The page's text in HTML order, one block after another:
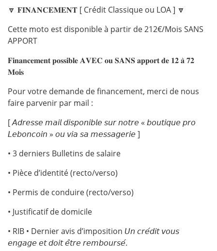
🔽 𝐅𝐈𝐍𝐀𝐍𝐂𝐄𝐌𝐄𝐍𝐓 [ Crédit Classique ou LOA ] 🔽
Cette moto est disponible à partir de 212€/Mois SANS
APPORT
𝐅𝐢𝐧𝐚𝐧𝐜𝐞𝐦𝐞𝐧𝐭 𝐩𝐨𝐬𝐬𝐢𝐛𝐥𝐞 𝐀𝐕𝐄𝐂 𝐨𝐮 𝐒𝐀𝐍𝐒 𝐚𝐩𝐩𝐨𝐫𝐭 𝐝𝐞 𝟏𝟐 𝐚̀ 𝟕𝟐
𝐌𝐨𝐢𝐬
Pour votre demande de financement, merci de nous
faire parvenir par mail :
[ 𝘈𝘥𝘳𝘦𝘴𝘴𝘦 𝘮𝘢𝘪𝘭 𝘥𝘪𝘴𝘱𝘰𝘯𝘪𝘣𝘭𝘦 𝘴𝘶𝘳 𝘯𝘰𝘵𝘳𝘦 « 𝘣𝘰𝘶𝘵𝘪𝘲𝘶𝘦 𝘱𝘳𝘰
𝘓𝘦𝘣𝘰𝘯𝘤𝘰𝘪𝘯 » 𝘰𝘶 𝘷𝘪𝘢 𝘴𝘢 𝘮𝘦𝘴𝘴𝘢𝘨𝘦𝘳𝘪𝘦 ]
• 3 derniers Bulletins de salaire
• Pièce d’identité (recto/verso)
• Permis de conduire (recto/verso)
• Justificatif de domicile
• RIB • Dernier avis d’imposition 𝘜𝘯 𝘤𝘳𝘦́𝘥𝘪𝘵 𝘷𝘰𝘶𝘴
𝘦𝘯𝘨𝘢𝘨𝘦 𝘦𝘵 𝘥𝘰𝘪𝘵 𝘦̂𝘵𝘳𝘦 𝘳𝘦𝘮𝘣𝘰𝘶𝘳𝘴𝘦́.